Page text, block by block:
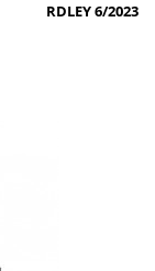
RDLEY 6/2023